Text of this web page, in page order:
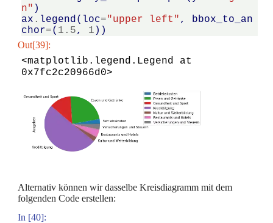
n" )
ax . legend( loc="upper left" ,
bbox_to_an
chor=( 1.5, 1 ))
Out[39]:
<matplotlib.legend.Legend at
0x7fc2c20966d0>
Alternativ können wir dasselbe Kreisdiagramm mit dem
folgenden Code erstellen:
In [40]: